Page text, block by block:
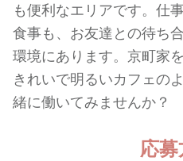
も便利なエリアです。仕
食事も、お友達との待ち
環境にあります。 京町家を
きれいで明るいカフェの
緒に働いてみませんか？
応